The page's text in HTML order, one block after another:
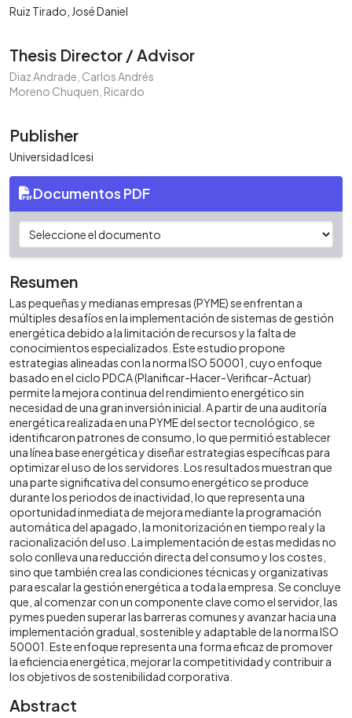
Ruiz Tirado, José Daniel
Thesis Director / Advisor
Diaz Andrade, Carlos Andrés
Moreno Chuquen, Ricardo
Publisher
Universidad Icesi
Documentos PDF
Resumen
Las pequeñas y medianas empresas (PYME) se enfrentan a
múltiples desafíos en la implementación de sistemas de gestión
energética debido a la limitación de recursos y la falta de
conocimientos especializados. Este estudio propone
estrategias alineadas con la norma ISO 50001, cuyo enfoque
basado en el ciclo PDCA (Planificar-Hacer-Verificar-Actuar)
permite la mejora continua del rendimiento energético sin
necesidad de una gran inversión inicial. A partir de una auditoría
energética realizada en una PYME del sector tecnológico, se
identificaron patrones de consumo, lo que permitió establecer
una línea base energética y diseñar estrategias específicas para
optimizar el uso de los servidores. Los resultados muestran que
una parte significativa del consumo energético se produce
durante los periodos de inactividad, lo que representa una
oportunidad inmediata de mejora mediante la programación
automática del apagado, la monitorización en tiempo real y la
racionalización del uso. La implementación de estas medidas no
solo conlleva una reducción directa del consumo y los costes,
sino que también crea las condiciones técnicas y organizativas
para escalar la gestión energética a toda la empresa. Se concluye
que, al comenzar con un componente clave como el servidor, las
pymes pueden superar las barreras comunes y avanzar hacia una
implementación gradual, sostenible y adaptable de la norma ISO
50001. Este enfoque representa una forma eficaz de promover
la eficiencia energética, mejorar la competitividad y contribuir a
los objetivos de sostenibilidad corporativa.
Abstract